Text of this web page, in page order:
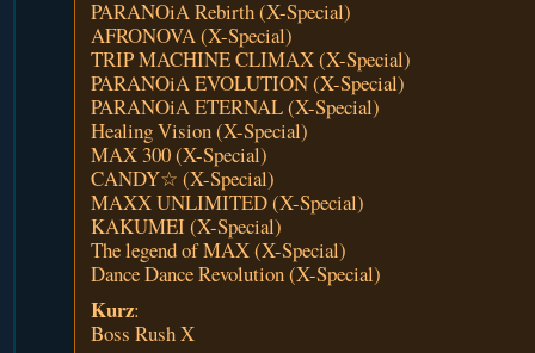
PARANOiA Rebirth (X-Special)
AFRONOVA (X-Special)
TRIP MACHINE CLIMAX (X-Special)
PARANOiA EVOLUTION (X-Special)
PARANOiA ETERNAL (X-Special)
Healing Vision (X-Special)
MAX 300 (X-Special)
CANDY☆ (X-Special)
MAXX UNLIMITED (X-Special)
KAKUMEI (X-Special)
The legend of MAX (X-Special)
Dance Dance Revolution (X-Special)
Kurz:
Boss Rush X